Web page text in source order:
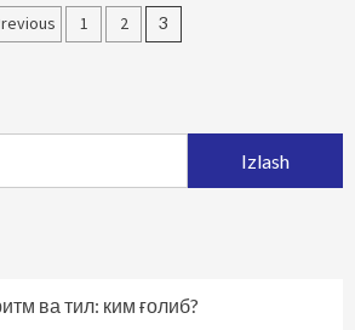
1 2 3
ва тил: ким ғолиб?